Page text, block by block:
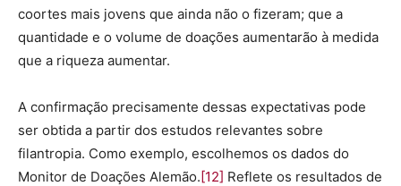
coortes mais jovens que ainda não o fizeram; que a
quantidade e o volume de doações aumentarão à medida
que a riqueza aumentar.
A confirmação precisamente dessas expectativas pode
ser obtida a partir dos estudos relevantes sobre
filantropia. Como exemplo, escolhemos os dados do
Monitor de Doações Alemão.[12] Reflete os resultados de